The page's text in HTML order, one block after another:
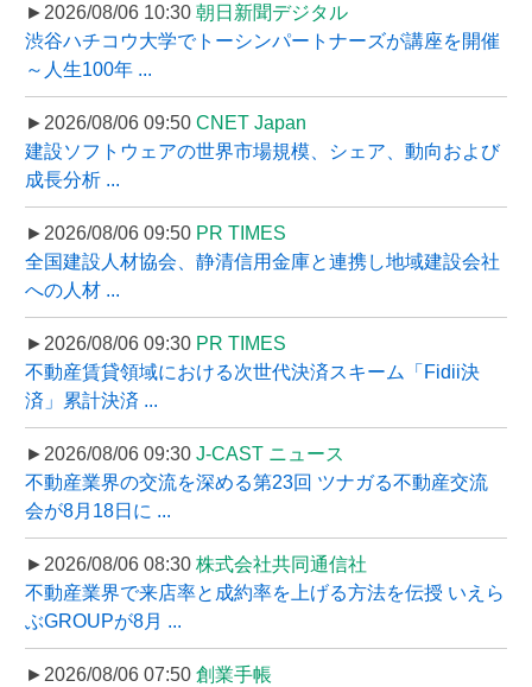
►2026/08/06 10:30 朝日新聞デジタル
渋谷ハチコウ大学でトーシンパートナーズが講座を開催
～人生100年 ...
►2026/08/06 09:50 CNET Japan
建設ソフトウェアの世界市場規模、シェア、動向および
成長分析 ...
►2026/08/06 09:50 PR TIMES
全国建設人材協会、静清信用金庫と連携し地域建設会社
への人材 ...
►2026/08/06 09:30 PR TIMES
不動産賃貸領域における次世代決済スキーム「Fidii決
済」累計決済 ...
►2026/08/06 09:30 J-CAST ニュース
不動産業界の交流を深める第23回 ツナガる不動産交流
会が8月18日に ...
►2026/08/06 08:30 株式会社共同通信社
不動産業界で来店率と成約率を上げる方法を伝授 いえら
ぶGROUPが8月 ...
►2026/08/06 07:50 創業手帳